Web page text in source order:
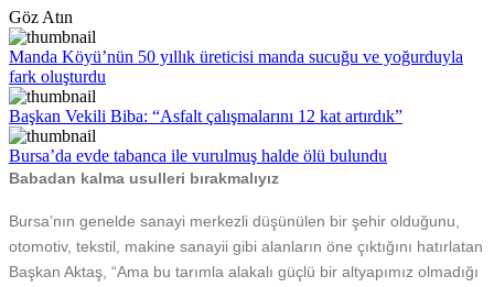
Göz Atın
Manda Köyü’nün 50 yıllık üreticisi manda sucuğu ve yoğurduyla
fark oluşturdu
Başkan Vekili Biba: “Asfalt çalışmalarını 12 kat artırdık”
Bursa’da evde tabanca ile vurulmuş halde ölü bulundu
Babadan kalma usulleri bırakmalıyız
Bursa’nın genelde sanayi merkezli düşünülen bir şehir olduğunu,
otomotiv, tekstil, makine sanayii gibi alanların öne çıktığını hatırlatan
Başkan Aktaş, “Ama bu tarımla alakalı güçlü bir altyapımız olmadığı